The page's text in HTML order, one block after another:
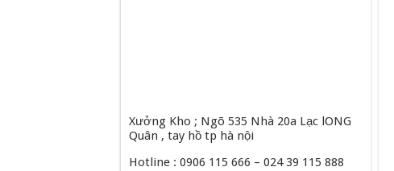
Xưởng Kho ; Ngõ 535 Nhà 20a Lạc lONG
Quân , tay hồ tp hà nội
Hotline : 0906 115 666 – 024 39 115 888